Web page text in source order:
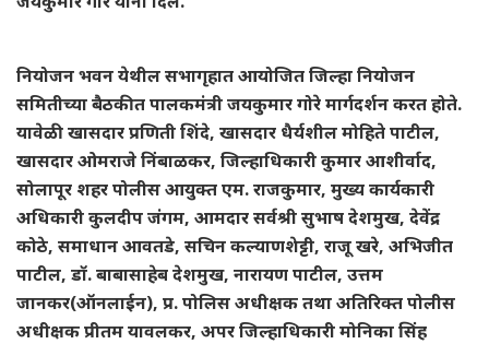
नियोजन भवन येथील सभागृहात आयोजित जिल्हा नियोजन
समितीच्या बैठकीत पालकमंत्री जयकुमार गोरे मार्गदर्शन करत होते.
यावेळी खासदार प्रणिती शिंदे, खासदार धैर्यशील मोहिते पाटील,
खासदार ओमराजे निंबाळकर, जिल्हाधिकारी कुमार आशीर्वाद,
सोलापूर शहर पोलीस आयुक्त एम. राजकुमार, मुख्य कार्यकारी
अधिकारी कुलदीप जंगम, आमदार सर्वश्री सुभाष देशमुख, देवेंद्र
कोठे, समाधान आवतडे, सचिन कल्याणशेट्टी, राजू खरे, अभिजीत
पाटील, डॉ. बाबासाहेब देशमुख, नारायण पाटील, उत्तम
जानकर(ऑनलाईन), प्र. पोलिस अधीक्षक तथा अतिरिक्त पोलीस
अधीक्षक प्रीतम यावलकर, अपर जिल्हाधिकारी मोनिका सिंह